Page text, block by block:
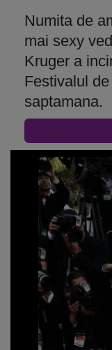
Numita de
mai sexy
Kruger a
Festivalul
saptamana.